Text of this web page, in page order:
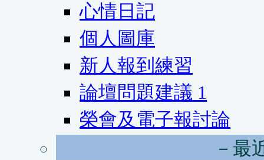
心情日記
個人圖庫
新人報到練習
論壇問題建議 1
榮會及電子報討論
－最